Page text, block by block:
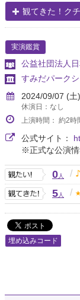
観てきた！ク
実演鑑賞
公益社団法人
すみだパーク
2024/09/07 (
休演日：なし
上演時間： 約2時
公式サイト：
※正式な公演情
0人 /
5人 /
埋め込みコード